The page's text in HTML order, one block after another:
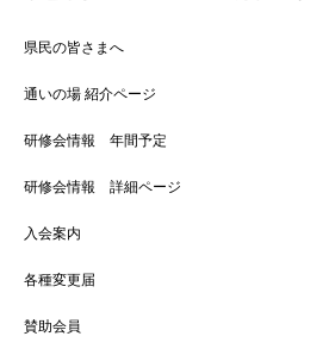
県民の皆さまへ
通いの場 紹介ページ
研修会情報 年間予定
研修会情報 詳細ページ
入会案内
各種変更届
賛助会員